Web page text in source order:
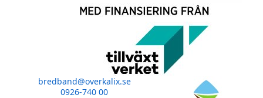
bredband@overkalix.se
0926-740 00